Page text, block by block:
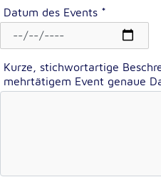
Datum des Events *
Kurze, stichwortartige
mehrtätigem Event genaue
Zweck:
Erhebung von
24 Stunden - 2 Jahre